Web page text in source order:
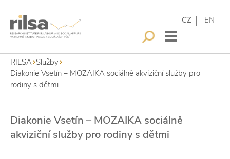
CZ EN
RILSA Služby
Diakonie Vsetín – MOZAIKA sociálně akviziční služby pro
rodiny s dětmi
Diakonie Vsetín – MOZAIKA sociálně
akviziční služby pro rodiny s dětmi